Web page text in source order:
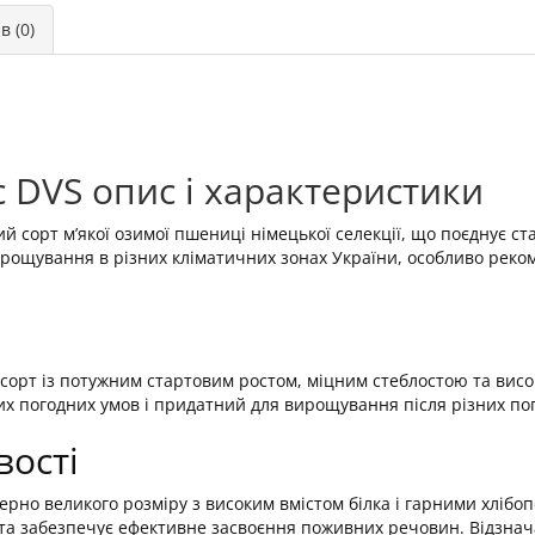
(0)
опис і характеристики
м’якої озимої пшениці німецької селекції, що поєднує
в різних кліматичних зонах України, особливо
із потужним стартовим ростом, міцним стеблостою та
погодних умов і придатний для вирощування після різних
великого розміру з високим вмістом білка і гарними
забезпечує ефективне засвоєння поживних речовин.